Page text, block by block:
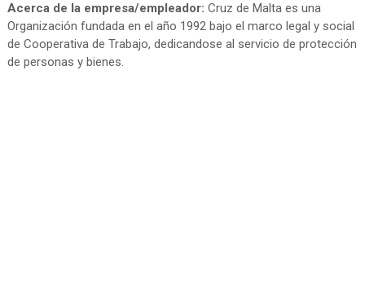
Acerca de la empresa/empleador: Cruz de Malta es una
Organización fundada en el año 1992 bajo el marco legal y social
de Cooperativa de Trabajo, dedicandose al servicio de protección
de personas y bienes.